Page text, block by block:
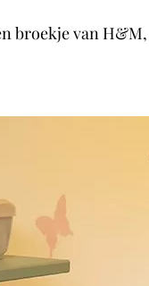
broekje van